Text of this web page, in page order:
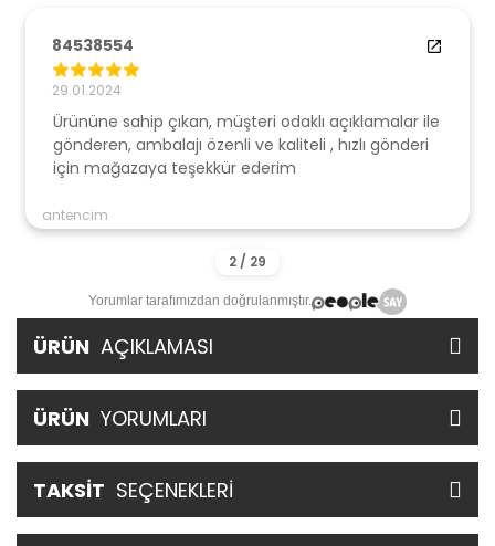
84538554
29.01.2024
Ürününe sahip çıkan, müşteri odaklı açıklamalar ile
gönderen, ambalajı özenli ve kaliteli , hızlı gönderi
için mağazaya teşekkür ederim
antencim
Yorumlar tarafımızdan doğrulanmıştır.
ÜRÜN AÇIKLAMASI
ÜRÜN YORUMLARI
TAKSİT SEÇENEKLERİ